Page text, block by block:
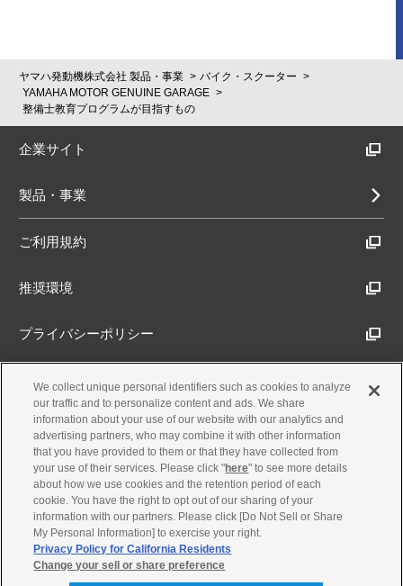
ヤマハ発動機株式会社 製品・事業
バイク・スクーター
YAMAHA MOTOR GENUINE GARAGE
整備士教育プログラムが目指すもの
企業サイト
製品・事業
ご利用規約
推奨環境
プライバシーポリシー
Cookieポリシー
アクセシビリティ方針
古物営業法に基づく表示
製品・事業のお問合せ
We collect unique personal identifiers such as cookies to analyze
our traffic and to personalize content and ads. We share
information about your use of our website with our analytics and
advertising partners, who may combine it with other information
that you have provided to them or that they have collected from
your use of their services. Please click "here" to see more details
about how we use cookies and the retention period of each
cookie. You have the right to opt out of our sharing of your
information with our partners. Please click [Do Not Sell or Share
My Personal Information] to exercise your right.
Privacy Policy for California Residents
Change your sell or share preference